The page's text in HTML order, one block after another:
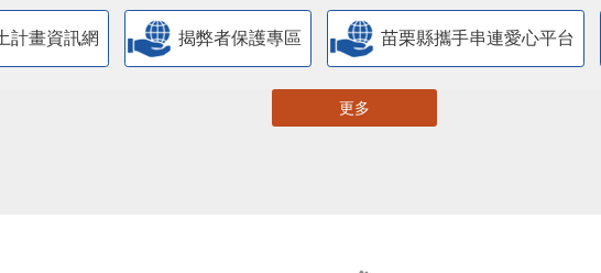
計畫資訊網 揭弊者保護專區 苗栗縣攜手串連愛心平台
更多